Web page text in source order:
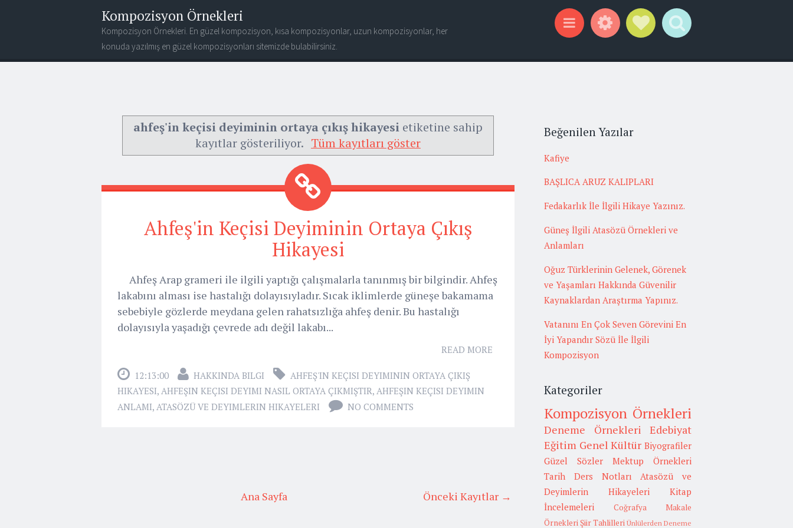
Kompozisyon Örnekleri
Kompozisyon Örnekleri. En güzel kompozisyon, kısa kompozisyonlar, uzun kompozisyonlar, her
konuda yazılmış en güzel kompozisyonları sitemizde bulabilirsiniz.
ahfeş'in keçisi deyiminin ortaya çıkış hikayesi etiketine sahip
kayıtlar gösteriliyor. Tüm kayıtları göster
Ahfeş'in Keçisi Deyiminin Ortaya Çıkış
Hikayesi
Ahfeş Arap grameri ile ilgili yaptığı çalışmalarla tanınmış bir bilgindir. Ahfeş
lakabını alması ise hastalığı dolayısıyladır. Sıcak iklimlerde güneşe bakamama
sebebiyle gözlerde meydana gelen rahatsızlığa ahfeş denir. Bu hastalığı
dolayısıyla yaşadığı çevrede adı değil lakabı...
READ MORE
12:13:00 HAKKINDA BILGI
AHFEŞ'IN KEÇISI DEYIMININ ORTAYA ÇIKIŞ
HIKAYESI, AHFEŞIN KEÇISI DEYIMI NASIL ORTAYA ÇIKMIŞTIR, AHFEŞIN KEÇISI DEYIMIN
ANLAMI, ATASÖZÜ VE DEYIMLERIN HIKAYELERI NO COMMENTS
Önceki Kayıtlar →
Ana Sayfa
Beğenilen Yazılar
Kafiye
BAŞLICA ARUZ KALIPLARI
Fedakarlık İle İlgili Hikaye Yazınız.
Güneş İlgili Atasözü Örnekleri ve
Anlamları
Oğuz Türklerinin Gelenek, Görenek
ve Yaşamları Hakkında Güvenilir
Kaynaklardan Araştırma Yapınız.
Vatanını En Çok Seven Görevini En
İyi Yapandır Sözü İle İlgili
Kompozisyon
Kategoriler
Kompozisyon Örnekleri
Deneme Örnekleri
Edebiyat
Eğitim Genel Kültür Biyografiler
Güzel Sözler
Mektup Örnekleri
Tarih
Ders Notları
Atasözü ve
Deyimlerin Hikayeleri
Kitap
İncelemeleri
Coğrafya
Makale
Örnekleri Şiir Tahlilleri Ünlülerden Deneme